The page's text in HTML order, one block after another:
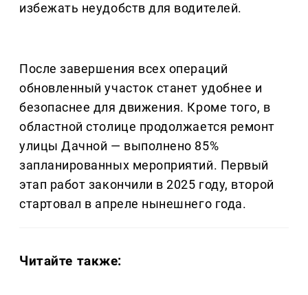
избежать неудобств для водителей.
После завершения всех операций
обновленный участок станет удобнее и
безопаснее для движения. Кроме того, в
областной столице продолжается ремонт
улицы Дачной — выполнено 85%
запланированных мероприятий. Первый
этап работ закончили в 2025 году, второй
стартовал в апреле нынешнего года.
Читайте также: